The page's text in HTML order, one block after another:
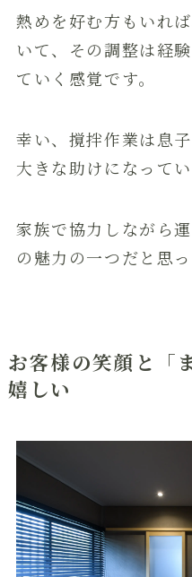
熱めを好む方もいれ
いて、その調整は経
ていく感覚です。
幸い、撹拌作業は息
大きな助けになってい
家族で協力しながら
の魅力の一つだと思っ
お客様の笑顔と「
嬉しい